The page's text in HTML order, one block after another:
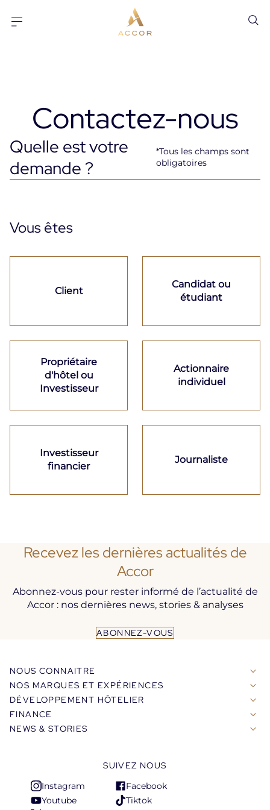
Aller au pied-de-page
Contactez-nous
Quelle est votre
demande ?
*Tous les champs sont
obligatoires
Vous êtes
Client
Candidat ou
étudiant
Propriétaire
d'hôtel ou
Investisseur
Actionnaire
individuel
Investisseur
financier
Journaliste
Recevez les dernières actualités de
Accor
Abonnez-vous pour rester informé de l’actualité de
Accor : nos dernières news, stories & analyses
ABONNEZ-VOUS
NOUS CONNAITRE
NOS MARQUES ET EXPÉRIENCES
DÉVELOPPEMENT HÔTELIER
FINANCE
NEWS & STORIES
SUIVEZ NOUS
Instagram
S'ouvre
dans
Facebook
S'ouvre
dans
Youtube
S'ouvre Tiktok
S'ouvre